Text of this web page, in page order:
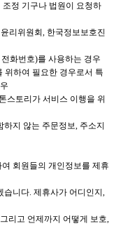
정 기구나 법원이 요청하
리위원회, 한국정보보호진
화번호)를 사용하는 경우
위하여 필요한 경우로서 특
스토리가 서비스 이행을 위
지 않는 주문정보, 주소지
회원들의 개인정보를 제휴
니다. 제휴사가 어디인지,
리고 언제까지 어떻게 보호,